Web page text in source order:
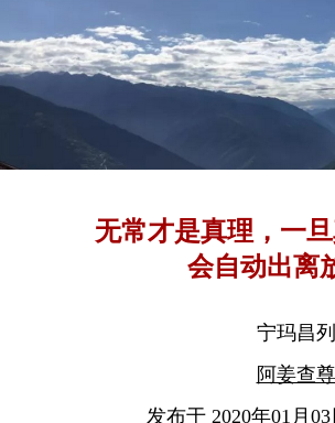
无常才是真理，一
会自动出离
宁玛昌
阿姜查
发布于 2020年01月